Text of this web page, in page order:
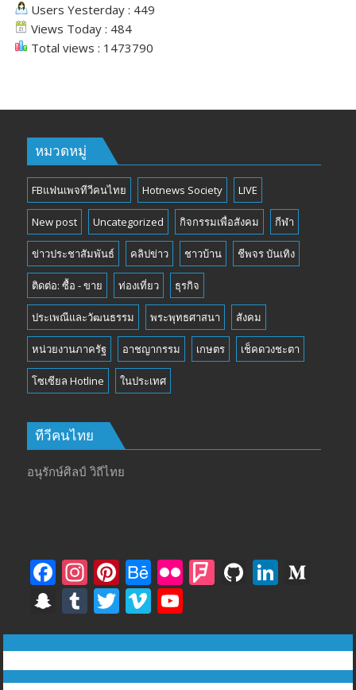
Users Yesterday : 449
Views Today : 484
Total views : 1473790
หมวดหมู่
FBแฟนเพจทีวีคนไทย Hotnews Society LIVE
New post Uncategorized กิจกรรมเพื่อสังคม กีฬา
ข่าวประชาสัมพันธ์ คลิปข่าว ชาวบ้าน ชีพจร บันเทิง
ติดต่อ: ซื้อ - ขาย ท่องเที่ยว ธุรกิจ
ประเพณีและวัฒนธรรม พระพุทธศาสนา สังคม
หน่วยงานภาครัฐ อาชญากรรม เกษตร เช็คดวงชะตา
โซเซียล Hotline ในประเทศ
ทีวีคนไทย
อนุรักษ์ศิลป์ วิถีไทย
F
ac
e
b
o
In
st
a
gr
a
Pi
nt
er
e
st
B
e
h
a
n
Fli F
rs
q
Gi
u
b
Li
e
dI
u
m
S
n
a
p
T
u
m
bl
T
w
itt
er
Vi
m
e
o
o
u
T